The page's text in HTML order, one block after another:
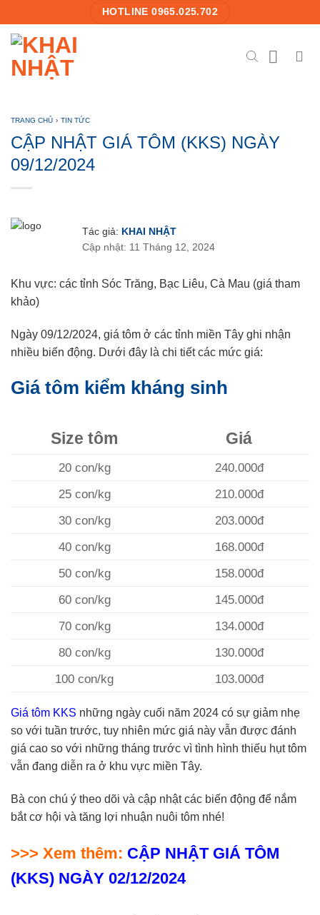
to
content
HOTLINE 0965.025.702
TRANG CHỦ › TIN TỨC
CẬP NHẬT GIÁ TÔM (KKS) NGÀY
09/12/2024
Tác giả: KHAI NHẬT
Cập nhật: 11 Tháng 12, 2024
Khu vực: các tỉnh Sóc Trăng, Bạc Liêu, Cà Mau (giá tham
khảo)
Ngày 09/12/2024, giá tôm ở các tỉnh miền Tây ghi nhận
nhiều biến động. Dưới đây là chi tiết các mức giá:
Giá tôm kiểm kháng sinh
Size tôm Giá
20 con/kg
240.000đ
25 con/kg
210.000đ
30 con/kg
203.000đ
40 con/kg
168.000đ
50 con/kg
158.000đ
60 con/kg
145.000đ
70 con/kg
134.000đ
80 con/kg
130.000đ
100 con/kg
103.000đ
Giá tôm KKS những ngày cuối năm 2024 có sự giảm nhẹ
so với tuần trước, tuy nhiên mức giá này vẫn được đánh
giá cao so với những tháng trước vì tình hình thiếu hụt tôm
vẫn đang diễn ra ở khu vực miền Tây.
Bà con chú ý theo dõi và cập nhật các biến động để nắm
bắt cơ hội và tăng lợi nhuận nuôi tôm nhé!
>>> Xem thêm: CẬP NHẬT GIÁ TÔM
(KKS) NGÀY 02/12/2024